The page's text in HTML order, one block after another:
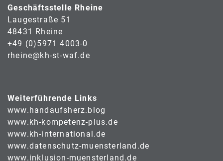
Geschäftsstelle Rheine
Laugestraße 51
48431 Rheine
+49 (0)5971 4003-0
rheine@kh-st-waf.de
Weiterführende Links
www.handaufsherz.blog
www.kh-kompetenz-plus.de
www.kh-international.de
www.datenschutz-muensterland.de
www.inklusion-muensterland.de